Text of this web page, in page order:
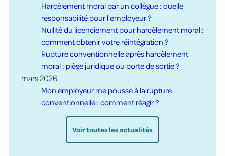
Harcèlement moral par un collègue : quelle
responsabilité pour l'employeur ?
Nullité du licenciement pour harcèlement moral :
comment obtenir votre réintégration ?
Rupture conventionnelle après harcèlement
moral : piège juridique ou porte de sortie ?
mars 2026
Mon employeur me pousse à la rupture
conventionnelle : comment réagir ?
Voir toutes les actualités